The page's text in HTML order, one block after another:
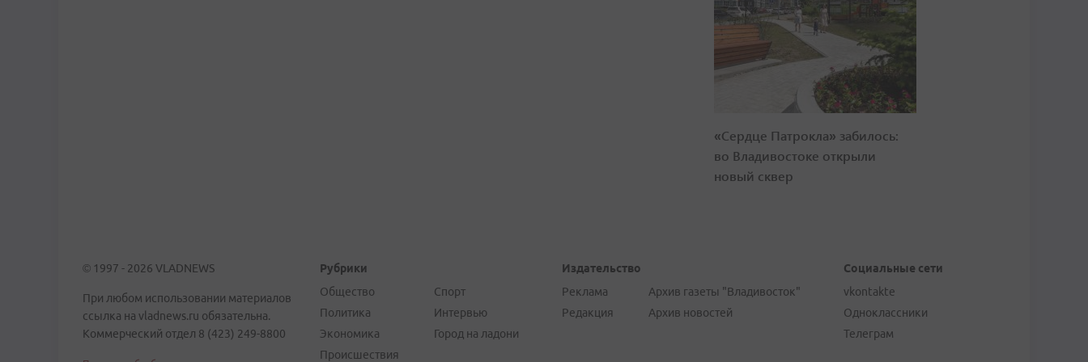
«Сердце Патрокла» забилось:
во Владивостоке открыли
новый сквер
© 1997 - 2026 VLADNEWS
При любом использовании материалов
ссылка на vladnews.ru обязательна.
Коммерческий отдел 8 (423) 249-8800
Рубрики
Общество
Политика
Экономика
Происшествия
Спорт
Интервью
Город на ладони
Издательство
Реклама
Редакция
Архив газеты "Владивосток"
Архив новостей
Социальные сети
vkontakte
Одноклассники
Телеграм